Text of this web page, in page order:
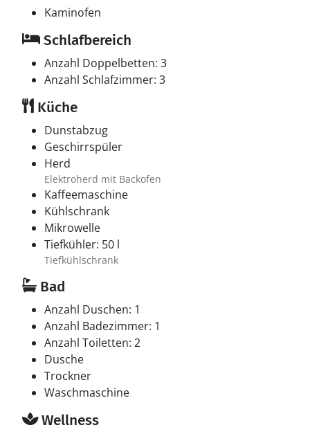
Kaminofen
Schlafbereich
Anzahl Doppelbetten: 3
Anzahl Schlafzimmer: 3
Küche
Dunstabzug
Geschirrspüler
Herd
Elektroherd mit Backofen
Kaffeemaschine
Kühlschrank
Mikrowelle
Tiefkühler: 50 l
Tiefkühlschrank
Bad
Anzahl Duschen: 1
Anzahl Badezimmer: 1
Anzahl Toiletten: 2
Dusche
Trockner
Waschmaschine
Wellness